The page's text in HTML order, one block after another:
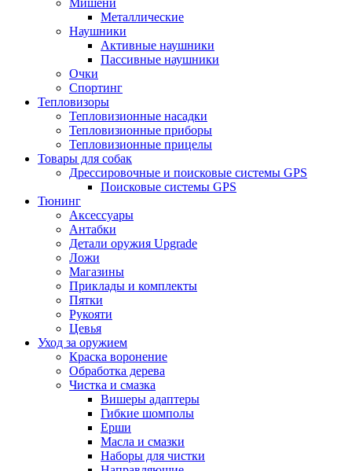
Мишени
Металлические
Наушники
Активные наушники
Пассивные наушники
Очки
Спортинг
Тепловизоры
Тепловизионные насадки
Тепловизионные приборы
Тепловизионные прицелы
Товары для собак
Дрессировочные и поисковые системы GPS
Поисковые системы GPS
Тюнинг
Аксессуары
Антабки
Детали оружия Upgrade
Ложи
Магазины
Приклады и комплекты
Пятки
Рукояти
Цевья
Уход за оружием
Краска воронение
Обработка дерева
Чистка и смазка
Вишеры адаптеры
Гибкие шомполы
Ерши
Масла и смазки
Наборы для чистки